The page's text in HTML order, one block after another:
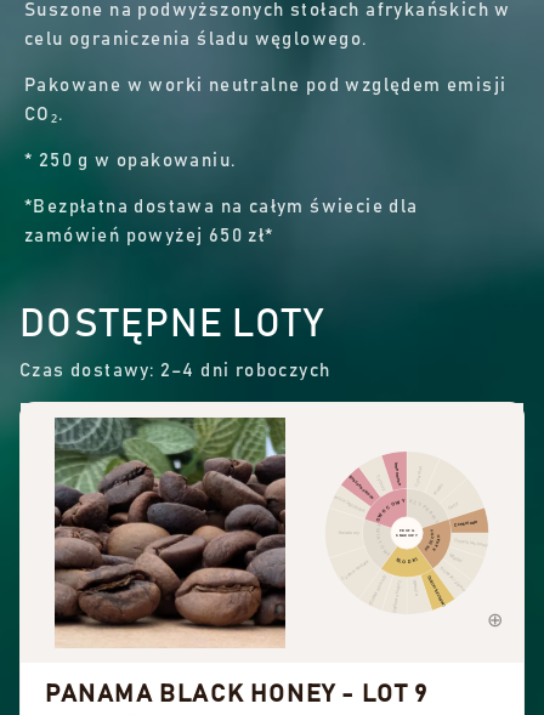
Suszone na podwyższonych stołach afrykańskich w
celu ograniczenia śladu węglowego.
Pakowane w worki neutralne pod względem emisji
CO₂.
* 250 g w opakowaniu.
*Bezpłatna dostawa na całym świecie dla
zamówień powyżej 650 zł*
DOSTĘPNE LOTY
Czas dostawy: 2–4 dni roboczych
Cynamon
Pieprz
Ostry
Czekolada
Orzech laskowy
Migdał
Orzeszki ziemne
Cukier trzcinowy
Wanilia
Ogólna słodycz
Słodkie aromaty
Czarna herbata
Kwiatowy
Owoce jagodowe
Suszone owoceCytrusy Inne owoce
PRZYPRAWY
ORZECHYKAKAO
SŁODKI
KWIATOWY
OWOCOWY
PROFIL
SMAKOWY
PANAMA BLACK HONEY - LOT 9